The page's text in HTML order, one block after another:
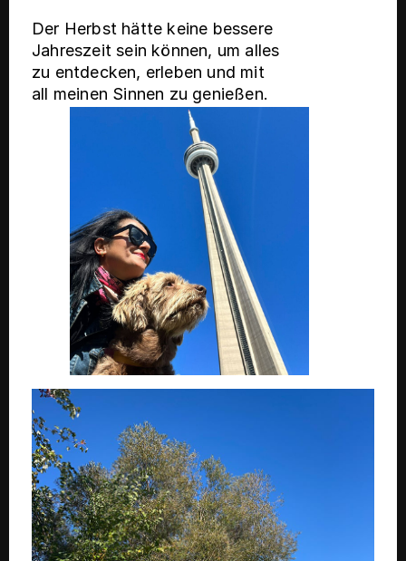
Der Herbst hätte keine bessere
Jahreszeit sein können, um alles
zu entdecken, erleben und mit
all meinen Sinnen zu genießen.